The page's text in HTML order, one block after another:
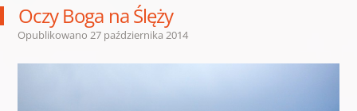
Oczy Boga na Ślęży
Opublikowano 27 października 2014